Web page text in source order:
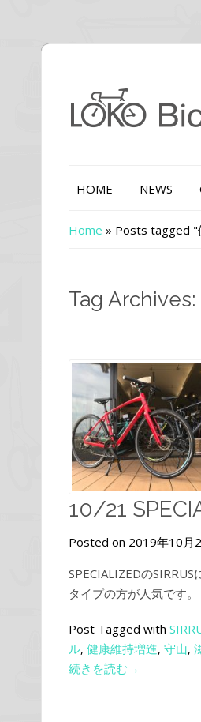
HOME NEWS
Home » Posts tagged "
Tag
10/21
Posted on 2019年10月
SPECIALIZEDの
タイプの方が人気です
Post Tagged with
ル, 健康維持増進, 守山,
続きを読む→